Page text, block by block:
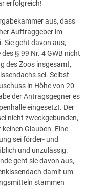
erfolgreich!
aus, dass
Auftraggeber im
Sie geht davon aus,
§ 99 Nr. 4 GWB nicht
des Zoos insgesamt,
sei. Selbst
in Höhe von 20
der Antragsgegner es
eingesetzt. Der
nicht zweckgebunden,
Glauben. Eine
sei förder- und
und unzulässig.
geht sie davon aus,
damit um
stammen